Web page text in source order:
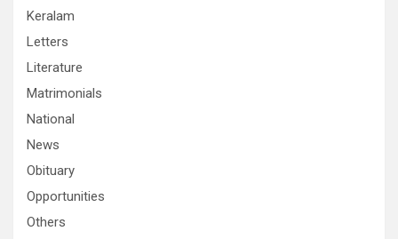
Keralam
Letters
Literature
Matrimonials
National
News
Obituary
Opportunities
Others